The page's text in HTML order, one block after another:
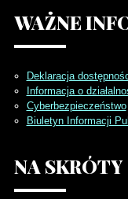
WAŻNE
Deklaracja
Informacja o
Cyberbezpieczeństwo
Biuletyn Informacji
NA SKRÓTY